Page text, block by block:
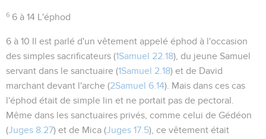
6 6 à 14 L'éphod
6 à 10 Il est parlé d'un vêtement appelé éphod à l'occasion
des simples sacrificateurs (1Samuel 22.18), du jeune Samuel
servant dans le sanctuaire (1Samuel 2.18) et de David
marchant devant l'arche (2Samuel 6.14). Mais dans ces cas
l'éphod était de simple lin et ne portait pas de pectoral.
Même dans les sanctuaires privés, comme celui de Gédéon
(Juges 8.27) et de Mica (Juges 17.5), ce vêtement était